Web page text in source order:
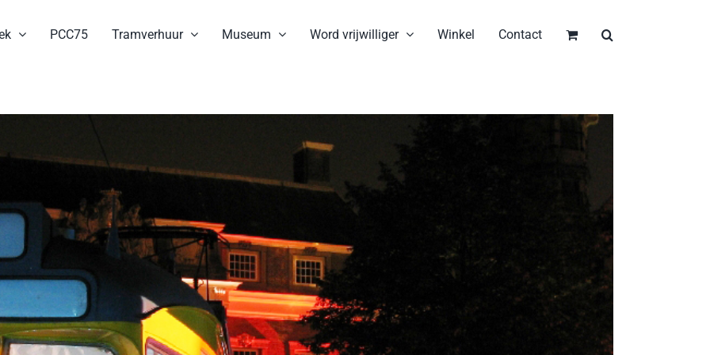
PCC75 Tramverhuur Museum Word vrijwilliger Winkel Contact